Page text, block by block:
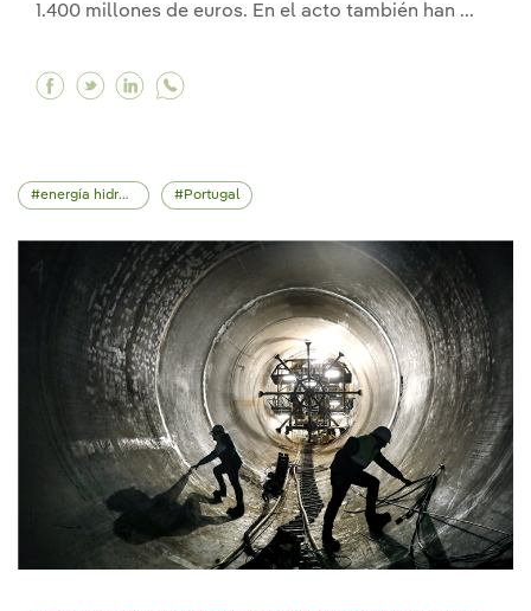
1.400 millones de euros. En el acto también han ...
Facebook Iberdrola inaugura el parque
Twitter Iberdrola inaugura el parque
Linkedin Iberdrola inaugura el parque
energía hidroeléctrica Portugal